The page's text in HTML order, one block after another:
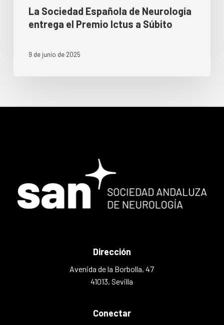
La Sociedad Española de Neurología
entrega el Premio Ictus a Súbito
9 de junio de 2025
Dirección
Avenida de la Borbolla, 47
41013, Sevilla
Conectar